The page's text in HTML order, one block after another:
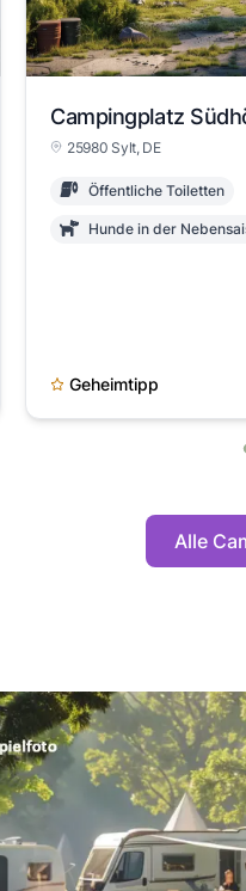
Campingplatz
25980 Sylt, DE
Öffentliche Toiletten
Hunde in der
Geheimtipp
Alle